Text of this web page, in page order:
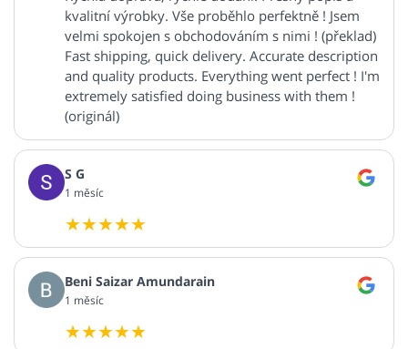
kvalitní výrobky. Vše proběhlo perfektně ! Jsem
velmi spokojen s obchodováním s nimi ! (překlad)
Fast shipping, quick delivery. Accurate description
and quality products. Everything went perfect ! I'm
extremely satisfied doing business with them !
(originál)
S G
1 měsíc
Beni Saizar Amundarain
1 měsíc